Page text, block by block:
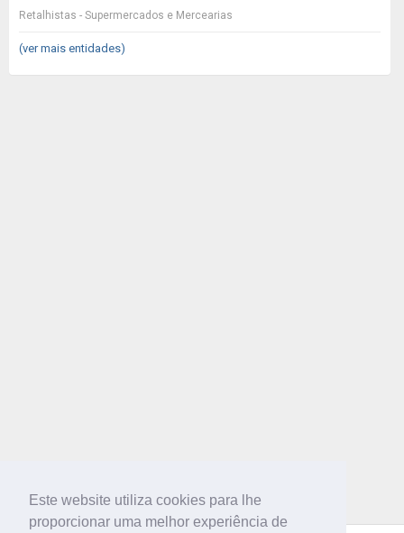
Este website utiliza cookies para lhe
proporcionar uma melhor experiência de
Retalhistas - Supermercados e Mercearias
(ver mais entidades)